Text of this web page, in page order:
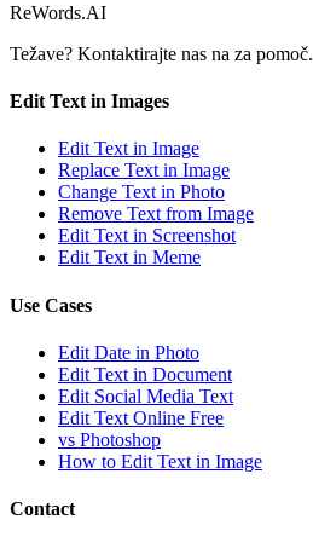
ReWords.AI
Težave? Kontaktirajte nas na za pomoč.
Edit Text in Images
Edit Text in Image
Replace Text in Image
Change Text in Photo
Remove Text from Image
Edit Text in Screenshot
Edit Text in Meme
Use Cases
Edit Date in Photo
Edit Text in Document
Edit Social Media Text
Edit Text Online Free
vs Photoshop
How to Edit Text in Image
Contact